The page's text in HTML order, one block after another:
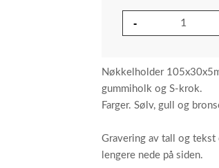
Nøkkelholder
gummiholk og S-krok.
Farger. Sølv, gull og
Gravering av tall og
lengere nede på siden.